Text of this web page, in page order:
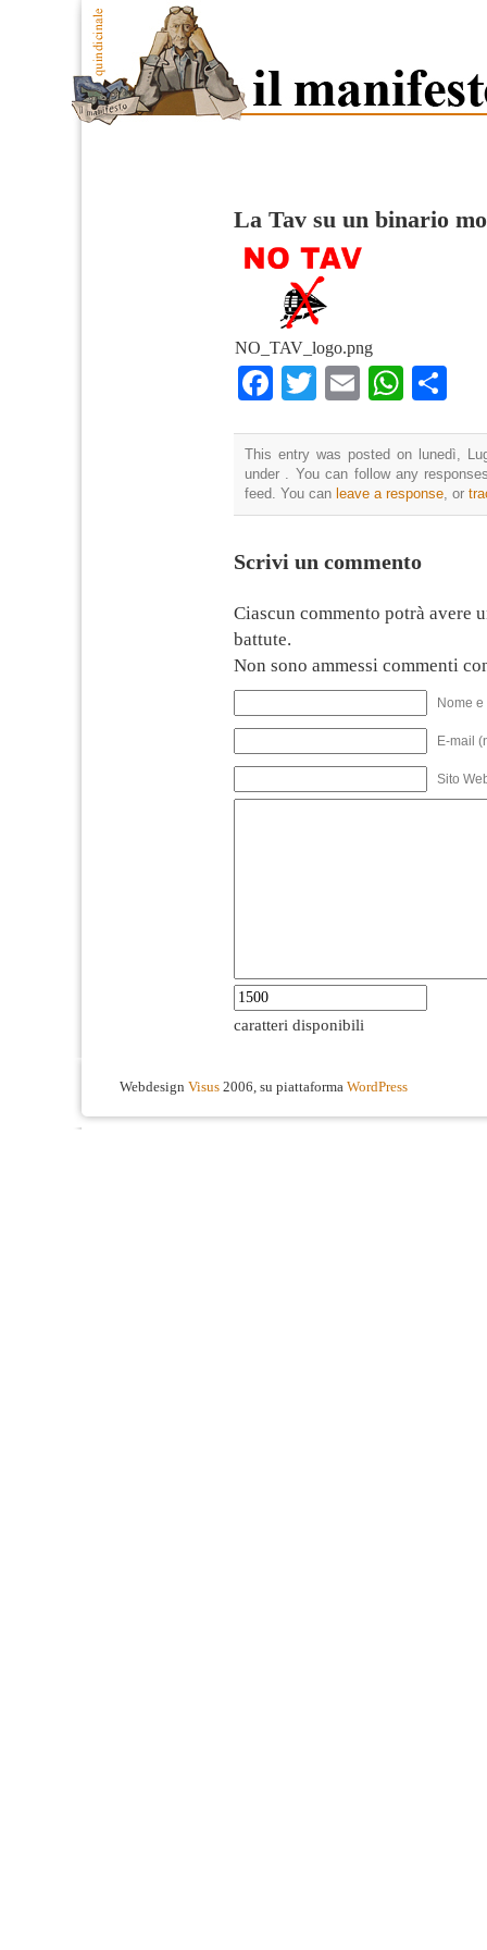
La Tav su un binario
NO_TAV_logo.png
Facebook
TwitterEmail
This entry was posted on lunedì,
under . You can follow any
feed. You can leave a response, or
Scrivi un commento
Ciascun commento potrà avere
battute.
Non sono ammessi commenti
Nome
E-mail
Sito
caratteri disponibili
Webdesign Visus 2006, su piattaforma WordPress